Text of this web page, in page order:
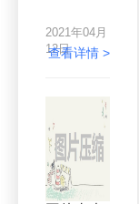
差，但是不
压缩，图片
太多太大，
便，这时候
我们该怎么
办呢？
清晰度越
高，占用的
有限的存储
空间中保留
更多的图
片，有时候
我们会选择
压缩一些不
需要很大清
2021年04月
12日
查看详情 >